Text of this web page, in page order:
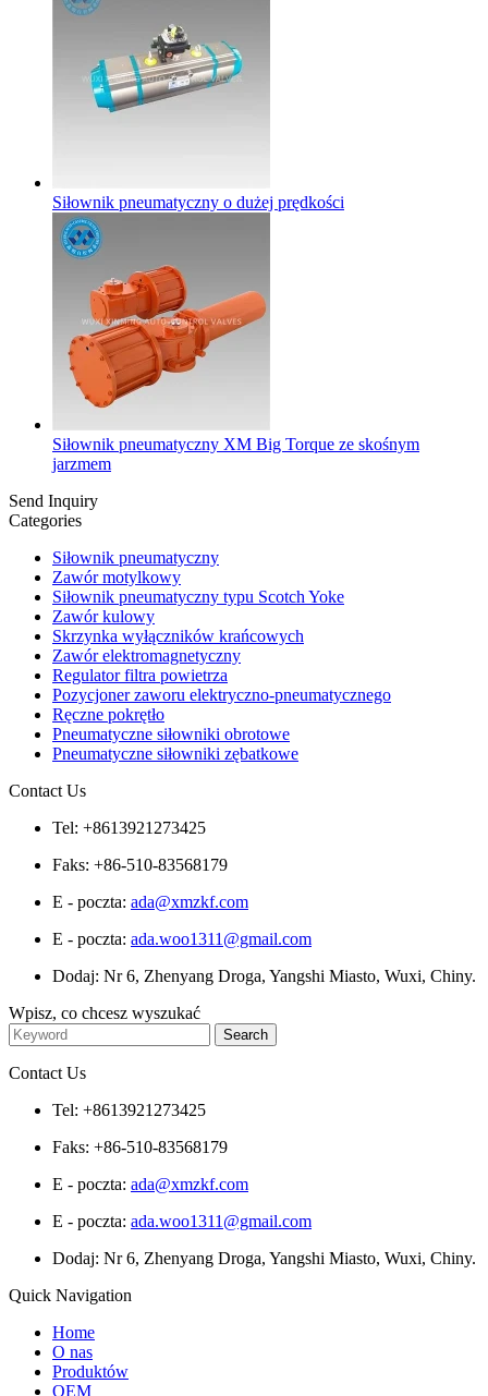
Siłownik pneumatyczny o dużej prędkości
Siłownik pneumatyczny XM Big Torque ze skośnym
jarzmem
Send Inquiry
Categories
Siłownik pneumatyczny
Zawór motylkowy
Siłownik pneumatyczny typu Scotch Yoke
Zawór kulowy
Skrzynka wyłączników krańcowych
Zawór elektromagnetyczny
Regulator filtra powietrza
Pozycjoner zaworu elektryczno-pneumatycznego
Ręczne pokrętło
Pneumatyczne siłowniki obrotowe
Pneumatyczne siłowniki zębatkowe
Contact Us
Tel: +8613921273425
Faks: +86-510-83568179
E - poczta: ada@xmzkf.com
E - poczta: ada.woo1311@gmail.com
Dodaj: Nr 6, Zhenyang Droga, Yangshi Miasto, Wuxi, Chiny.
Wpisz, co chcesz wyszukać
Contact Us
Tel: +8613921273425
Faks: +86-510-83568179
E - poczta: ada@xmzkf.com
E - poczta: ada.woo1311@gmail.com
Dodaj: Nr 6, Zhenyang Droga, Yangshi Miasto, Wuxi, Chiny.
Quick Navigation
Home
O nas
Produktów
OEM